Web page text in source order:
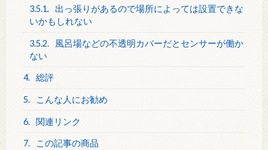
3.5.1.
出っ張りがあるので場所によっては設置できな
いかもしれない
3.5.2.
風呂場などの不透明カバーだとセンサーが働か
ない
4. 総評
5. こんな人にお勧め
6. 関連リンク
7. この記事の商品